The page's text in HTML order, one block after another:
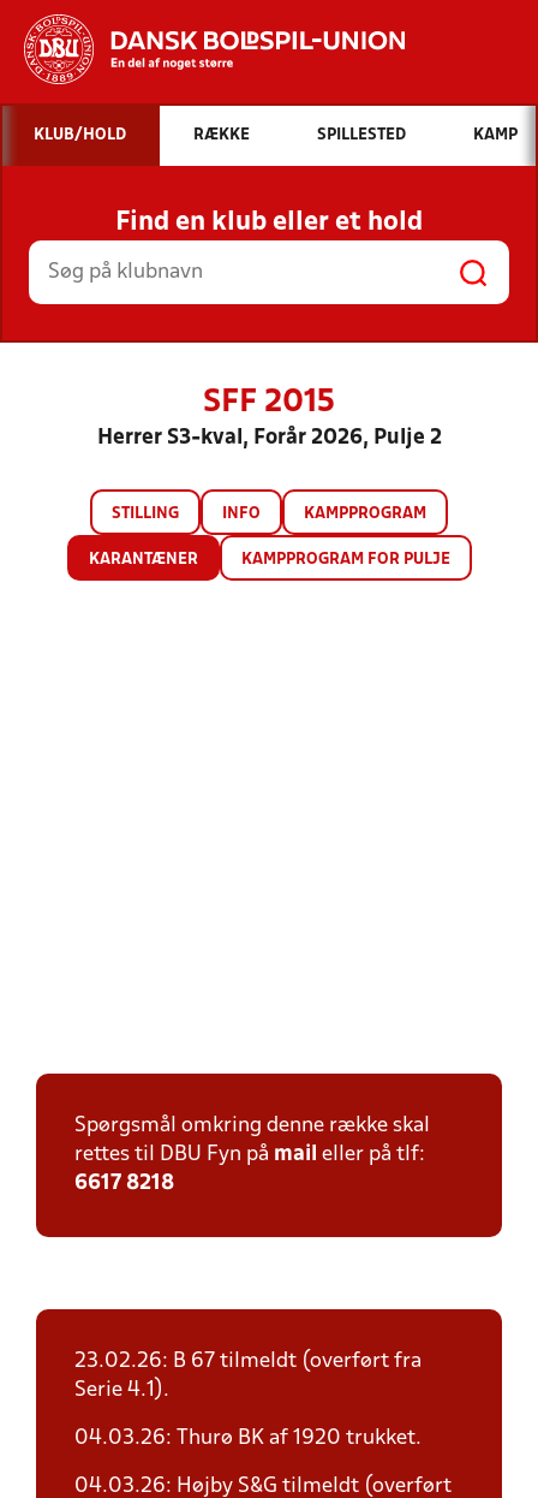
Hvad vil du søge efter?
INDHOLD OG NYHEDER
STILLINGER, RESULTATER, KLUBBER OG
HOLD
KLUB/HOLD RÆKKE SPILLESTED KAMP
Find en klub eller et hold
SFF 2015
Herrer S3-kval, Forår 2026, Pulje 2
STILLING INFO KAMPPROGRAM
KARANTÆNER KAMPPROGRAM FOR PULJE
Spørgsmål omkring denne række skal
rettes til DBU Fyn på mail eller på tlf:
6617 8218
23.02.26: B 67 tilmeldt (overført fra
Serie 4.1).
04.03.26: Thurø BK af 1920 trukket.
04.03.26: Højby S&G tilmeldt (overført